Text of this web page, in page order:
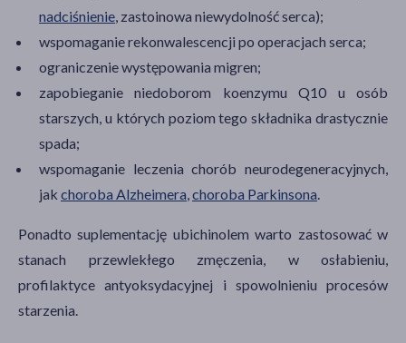
nadciśnienie , zastoinowa niewydolność serca);
wspomaganie rekonwalescencji po operacjach serca;
ograniczenie występowania migren;
zapobieganie niedoborom koenzymu Q10 u osób
starszych, u których poziom tego składnika drastycznie
spada;
wspomaganie leczenia chorób neurodegeneracyjnych,
jak choroba Alzheimera choroba Parkinsona
Ponadto suplementację ubichinolem warto zastosować w
stanach przewlekłego zmęczenia, w osłabieniu,
profilaktyce antyoksydacyjnej i spowolnieniu procesów
starzenia.